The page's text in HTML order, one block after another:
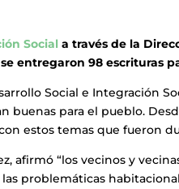
Social a través de la
entregaron 98 escrituras
Social e Integración
buenas para el pueblo.
estos temas que fueron
afirmó “los vecinos y
problemáticas